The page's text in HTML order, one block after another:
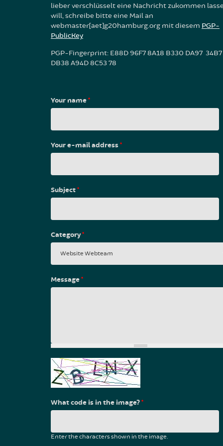
lieber verschlüsselt eine Nachricht zukommen
will, schreibe bitte eine Mail an
webmaster[aet]g20hamburg.org mit diesem PGP-
PublicKey
PGP-Fingerprint: E88D 96F7 8A18 B330 DA97 34B7
DB38 A94D 8C53 78
Your name*
Your e-mail address*
Subject*
Category*
Message*
What code is in the image?*
Enter the characters shown in the image.